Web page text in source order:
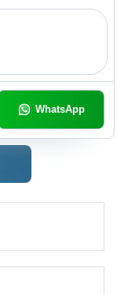
WhatsApp